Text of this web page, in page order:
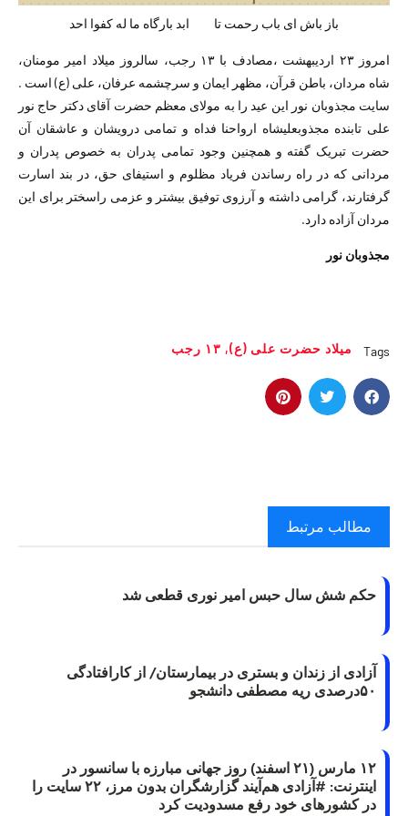
باز باش ای باب رحمت تا ابد بارگاه ما له کفوا احد
امروز ۲۳ اردیبهشت ،مصادف با ۱۳ رجب، سالروز میلاد امیر مومنان،
شاه مردان، باطن قرآن، مظهر ایمان و سرچشمه عرفان، علی (ع) است .
سایت مجذوبان نور این عید را به مولای معظم حضرت آقای دکتر حاج نور
علی تابنده مجذوبعلیشاه ارواحنا فداه و تمامی درویشان و عاشقان آن
حضرت تبریک گفته و همچنین وجود تمامی پدران به خصوص پدران و
مردانی که در راه رساندن فریاد مظلوم و استیفای حق، در بند اسارت
گرفتارند، گرامی داشته و آرزوی توفیق بیشتر و عزمی راسختر برای این
مردان آزاده دارد.
مجذوبان نور
Tags میلاد حضرت علی (ع), ۱۳ رجب
مطالب مرتبط
حکم شش سال حبس امیر نوری قطعی شد
آزادی از زندان و بستری در بیمارستان/ از کارافتادگی
۵۰درصدی ریه مصطفی دانشجو
۱۲ مارس (۲۱ اسفند) روز جهانی مبارزه با سانسور در
اینترنت: #آزادی هم‌آیند گزارشگران‌ بدون مرز، ۲۲ سایت را
در کشورهای خود رفع مسدودیت کرد